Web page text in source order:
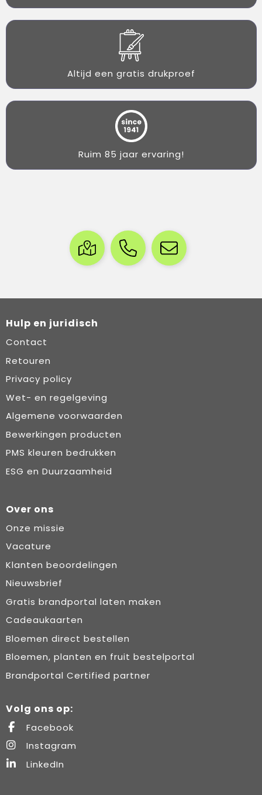
Altijd een gratis drukproef
Ruim 85 jaar ervaring!
Hulp en juridisch
Contact
Retouren
Privacy policy
Wet- en regelgeving
Algemene voorwaarden
Bewerkingen producten
PMS kleuren bedrukken
ESG en Duurzaamheid
Over ons
Onze missie
Vacature
Klanten beoordelingen
Nieuwsbrief
Gratis brandportal laten maken
Cadeaukaarten
Bloemen direct bestellen
Bloemen, planten en fruit bestelportal
Brandportal Certified partner
Volg ons op:
Facebook
Instagram
LinkedIn